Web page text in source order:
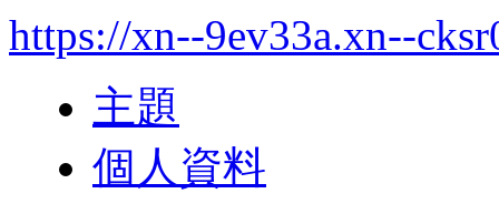
https://xn--9ev33a.xn--
主題
個人資料